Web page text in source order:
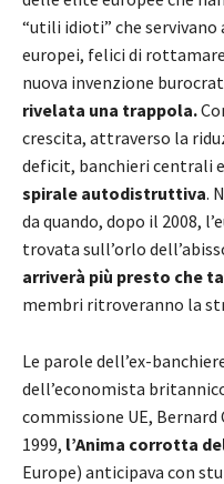
“utili idioti” che
europei, felici di
nuova invenzione
rivelata una trappola.
crescita, attraverso la
deficit, banchieri centrali
spirale autodistruttiva.
da quando, dopo il 2008,
trovata sull’orlo
arriverà più presto che
membri ritroveranno la
Le parole dell’ex-
dell’economista
commissione UE,
1999, l’Anima corrotta
Europe) anticipava con